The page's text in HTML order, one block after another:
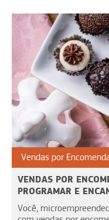
Vendas por
VENDAS POR
PROGRAMAR E
Você,